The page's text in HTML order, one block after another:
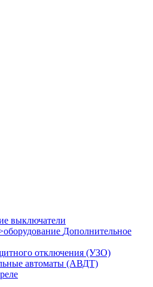
выключатели
Дополнительное
отключения (УЗО)
автоматы (АВДТ)